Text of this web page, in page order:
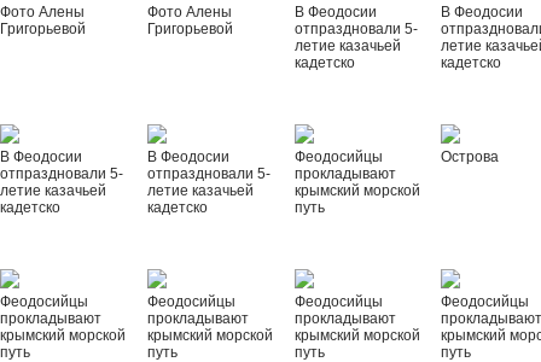
Фото Алены
Григорьевой
Фото Алены
Григорьевой
В Феодосии
отпраздновали 5-
летие казачьей
кадетско
В Феодосии
летие
кадетско
В Феодосии
отпраздновали 5-
летие казачьей
кадетско
В Феодосии
отпраздновали 5-
летие казачьей
кадетско
Феодосийцы
прокладывают
крымский морской
путь
Острова
Феодосийцы
прокладывают
крымский морской
путь
Феодосийцы
прокладывают
крымский морской
путь
Феодосийцы
прокладывают
крымский морской
путь
Феодосийцы
крымский
путь